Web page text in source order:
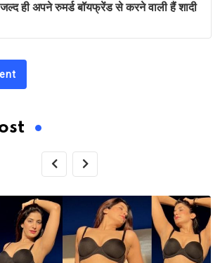
ही अपने रुमर्ड बॉयफ्रेंड से करने वाली हैं शादी